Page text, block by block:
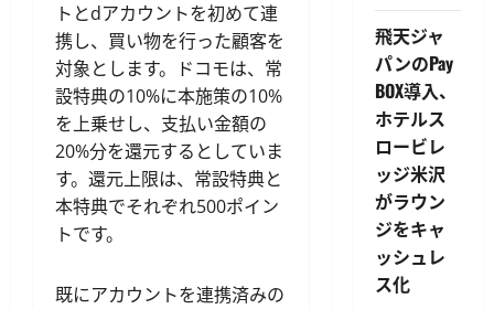
トとdアカウントを初めて連
携し、買い物を行った顧客を
対象とします。ドコモは、常
設特典の10%に本施策の10%
を上乗せし、支払い金額の
20%分を還元するとしていま
す。還元上限は、常設特典と
本特典でそれぞれ500ポイン
トです。
既にアカウントを連携済みの
飛天ジャ
パンのPay
BOX導入、
ホテルス
ロービレ
ッジ米沢
がラウン
ジをキャ
ッシュレ
ス化